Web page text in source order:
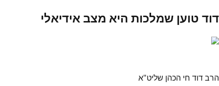
דוד טוען שמלכות היא מצב אידיאלי
הרב דוד חי הכהן שליט"א